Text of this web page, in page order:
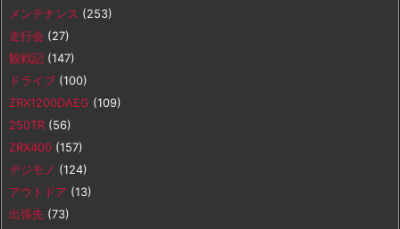
メンテナンス (253)
走行会 (27)
観戦記 (147)
ドライブ (100)
ZRX1200DAEG (109)
250TR (56)
ZRX400 (157)
デジモノ (124)
アウトドア (13)
出張先 (73)